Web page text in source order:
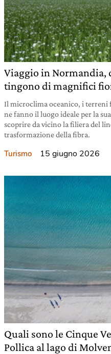
Viaggio in Normandia,
tingono di magnifici
Il microclima oceanico, i terreni
ne fanno il luogo ideale per la
scoprire da vicino la filiera del
trasformazione della fibra.
Turismo 15 giugno 2026
Quali sono le Cinque
Pollica al lago di